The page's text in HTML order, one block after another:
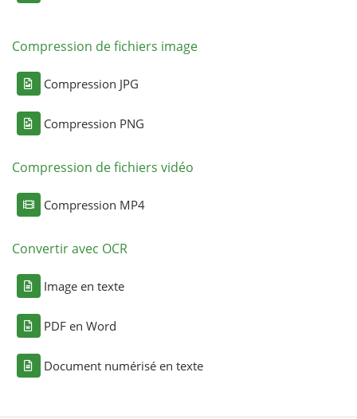
Compression de fichiers image
Compression JPG
Compression PNG
Compression de fichiers vidéo
Compression MP4
Convertir avec OCR
Image en texte
PDF en Word
Document numérisé en texte